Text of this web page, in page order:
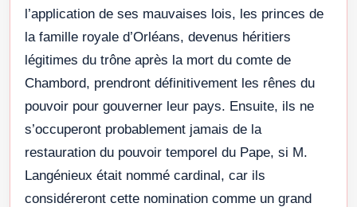
l’application de ses mauvaises lois, les princes de
la famille royale d’Orléans, devenus héritiers
légitimes du trône après la mort du comte de
Chambord, prendront définitivement les rênes du
pouvoir pour gouverner leur pays. Ensuite, ils ne
s’occuperont probablement jamais de la
restauration du pouvoir temporel du Pape, si M.
Langénieux était nommé cardinal, car ils
considéreront cette nomination comme un grand